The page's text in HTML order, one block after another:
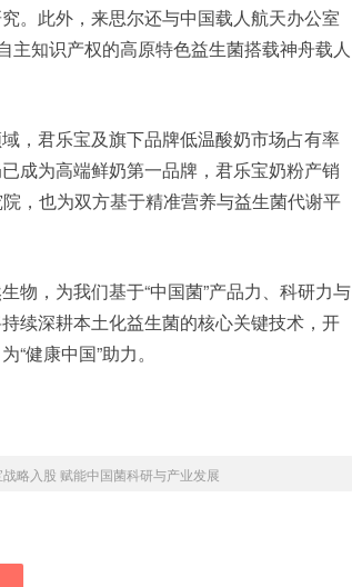
。此外，来思尔还与中国载人航天办公室
主知识产权的高原特色益生菌搭载神舟载人
，君乐宝及旗下品牌低温酸奶市场占有率
成为高端鲜奶第一品牌，君乐宝奶粉产销
，也为双方基于精准营养与益生菌代谢平
物，为我们基于“中国菌”产品力、科研力与
续深耕本土化益生菌的核心关键技术，开
健康中国”助力。
略入股 赋能中国菌科研与产业发展